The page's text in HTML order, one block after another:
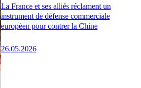
La France et ses alliés réclament un
instrument de défense commerciale
européen pour contrer la Chine
26.05.2026